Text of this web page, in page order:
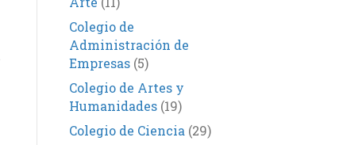
Colegio de
Administración de
Empresas(5)
Colegio de Artes y
Humanidades(19)
Colegio de Ciencia (29)